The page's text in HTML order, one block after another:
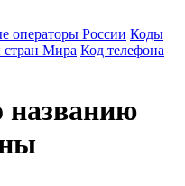
операторы России Коды
Мира Код телефона
названию